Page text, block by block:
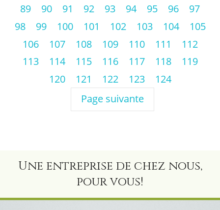
89
90 91 92 93 94 95 96
97
98
99 100 101 102 103 104
105
106
107 108 109 110 111
112
113
114 115 116 117 118
119
120
121 122 123
124
Page suivante
Une entreprise de chez nous,
pour vous!